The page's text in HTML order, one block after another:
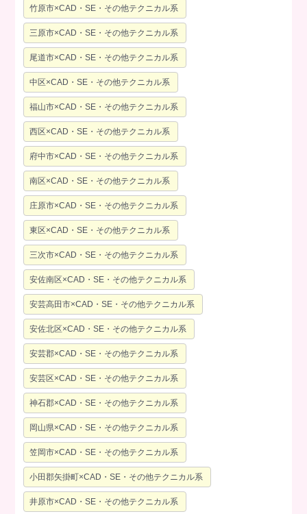
竹原市×CAD・SE・その他テクニカル系
三原市×CAD・SE・その他テクニカル系
尾道市×CAD・SE・その他テクニカル系
中区×CAD・SE・その他テクニカル系
福山市×CAD・SE・その他テクニカル系
西区×CAD・SE・その他テクニカル系
府中市×CAD・SE・その他テクニカル系
南区×CAD・SE・その他テクニカル系
庄原市×CAD・SE・その他テクニカル系
東区×CAD・SE・その他テクニカル系
三次市×CAD・SE・その他テクニカル系
安佐南区×CAD・SE・その他テクニカル系
安芸高田市×CAD・SE・その他テクニカル系
安佐北区×CAD・SE・その他テクニカル系
安芸郡×CAD・SE・その他テクニカル系
安芸区×CAD・SE・その他テクニカル系
神石郡×CAD・SE・その他テクニカル系
岡山県×CAD・SE・その他テクニカル系
笠岡市×CAD・SE・その他テクニカル系
小田郡矢掛町×CAD・SE・その他テクニカル系
井原市×CAD・SE・その他テクニカル系